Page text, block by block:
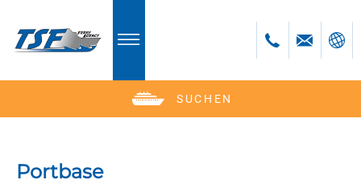
SUCHEN
Portbase